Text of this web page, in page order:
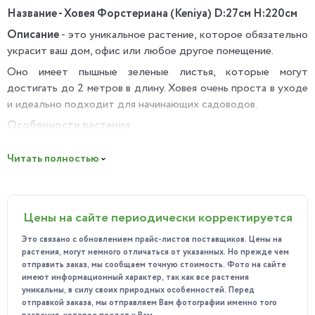
Название - Ховея Форстериана (Keniya) D:27см H:220см
Описание- это уникальное растение, которое обязательно
украсит ваш дом, офис или любое другое помещение.
Оно имеет пышные зеленые листья, которые могут
достигать до 2 метров в длину. Ховея очень проста в уходе
и идеально подходит для начинающих садоводов.
Особенности растения
которые делают ее идеальным украшением для любого
Легкость ухода: не требует сложного ухода, она
отлично приспосабливается к различным условиям.
Эффективное очищение воздуха: поглощает
углекислый газ и выделяет кислород, делая воздух в
помещении более свежим и здоровым.
Разнообразие использования: можно использовать как в
Читать полностью
Цены на сайте периодически корректируется
Это связано с обновлением прайс-листов поставщиков. Цены на
растения, могут немного отличаться от указанных. Но прежде чем
отправить заказ, мы сообщаем точную стоимость. Фото на сайте
имеют информационный характер, так как все растения
уникальны, в силу своих природных особенностей. Перед
отправкой заказа, мы отправляем Вам фотографии именно того